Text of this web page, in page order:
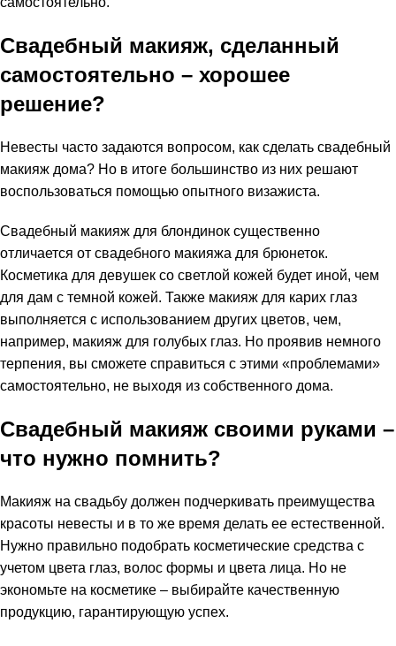
Свадебный макияж, сделанный
самостоятельно – хорошее
решение?
Невесты часто задаются вопросом, как сделать свадебный
макияж дома? Но в итоге большинство из них решают
воспользоваться помощью опытного визажиста.
Свадебный макияж для блондинок существенно
отличается от свадебного макияжа для брюнеток.
Косметика для девушек со светлой кожей будет иной, чем
для дам с темной кожей. Также макияж для карих глаз
выполняется с использованием других цветов, чем,
например, макияж для голубых глаз. Но проявив немного
терпения, вы сможете справиться с этими «проблемами»
самостоятельно, не выходя из собственного дома.
Свадебный макияж своими руками –
что нужно помнить?
Макияж на свадьбу должен подчеркивать преимущества
красоты невесты и в то же время делать ее естественной.
Нужно правильно подобрать косметические средства с
учетом цвета глаз, волос формы и цвета лица. Но не
экономьте на косметике – выбирайте качественную
продукцию, гарантирующую успех.